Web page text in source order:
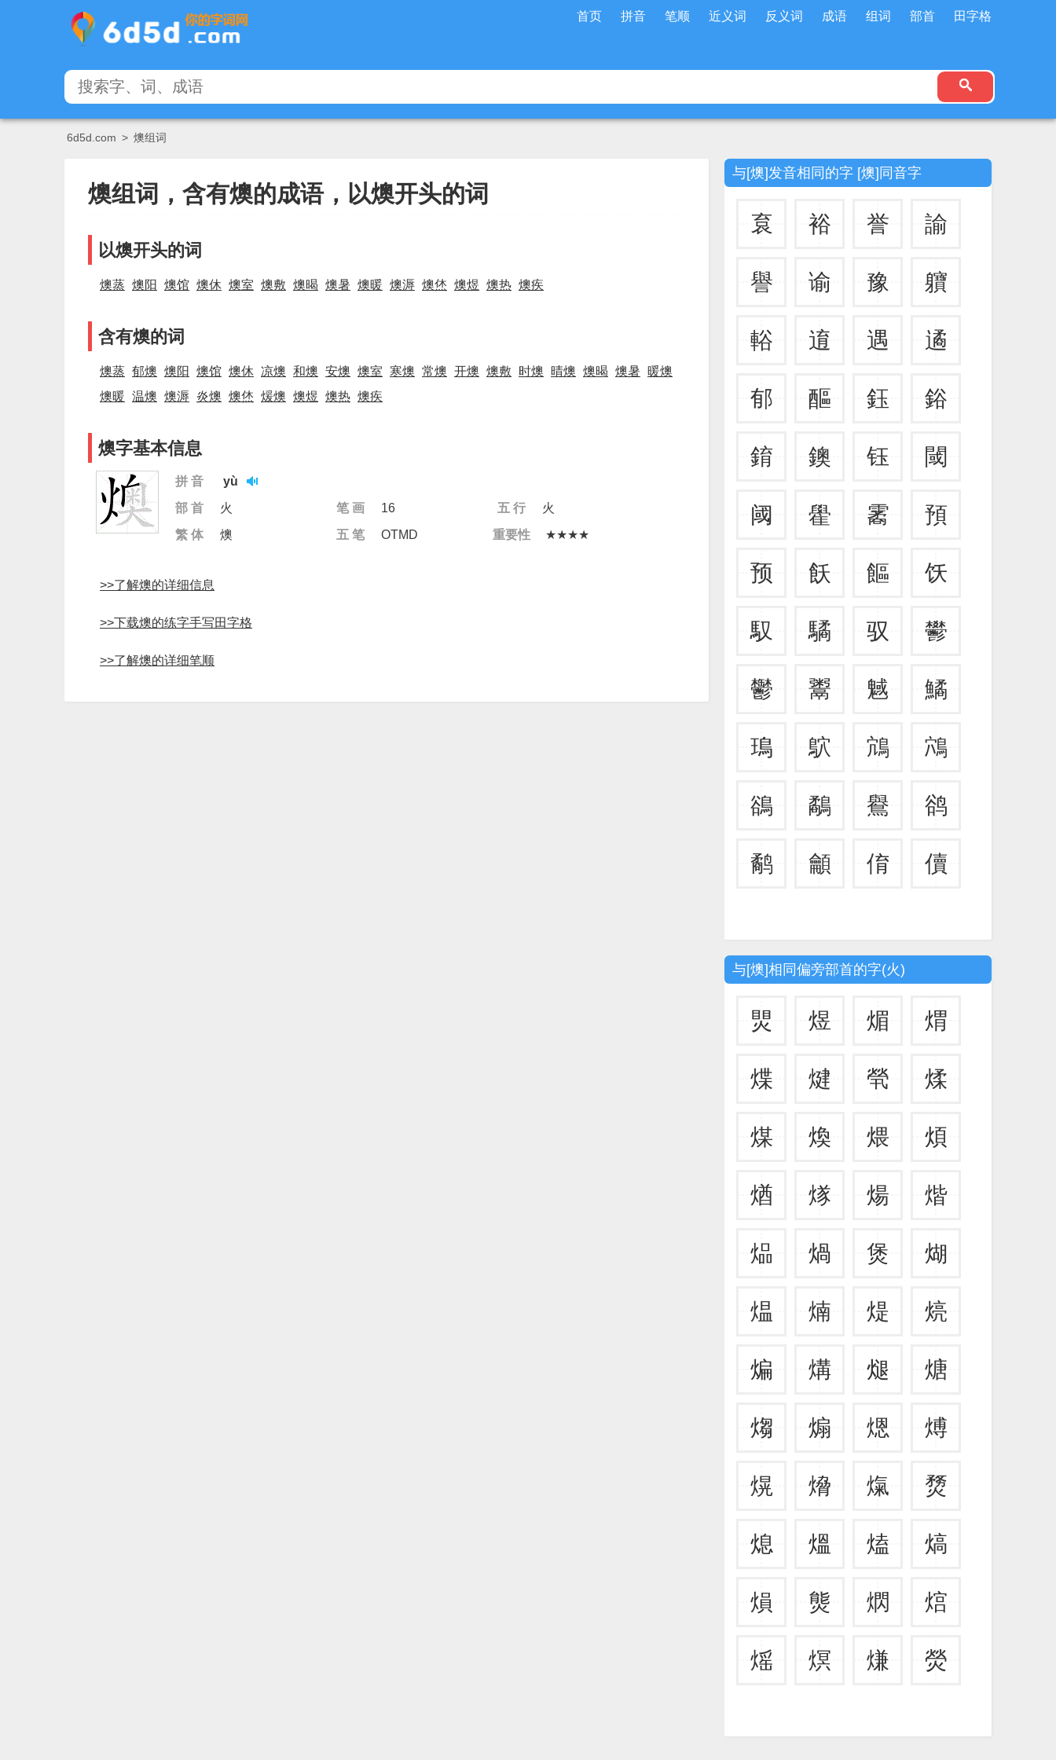
首页 拼音 笔顺 近义词 反义词 成语 组词 部首 田字格
6d5d.com > 燠组词
燠组词，含有燠的成语，以燠开头的词
以燠开头的词
燠蒸 燠阳 燠馆 燠休 燠室 燠敷 燠暍 燠暑 燠暖 燠溽 燠烋 燠煜 燠热 燠疾
含有燠的词
燠蒸 郁燠 燠阳 燠馆 燠休 凉燠 和燠 安燠 燠室 寒燠 常燠 开燠 燠敷 时燠 晴燠 燠暍 燠暑 暖燠
燠暖 温燠 燠溽 炎燠 燠烋 煖燠 燠煜 燠热 燠疾
燠字基本信息
拼 音
yù
部 首
火 笔 画 16 五 行
火
繁 体
燠 五 笔 OTMD 重要性 ★★★★
>>了解燠的详细信息
>>下载燠的练字手写田字格
>>了解燠的详细笔顺
与[燠]发音相同的字 [燠]同音字
袬 裕 誉 諭
譽 谕 豫 軉
輍 逳 遇 遹
郁 醧 鈺 鋊
錥 鐭 钰 閾
阈 雤 霱 預
预 飫 饇 饫
馭 驈 驭 鬰
鬱 鬻 魊 鱊
鳿 鴥 鴧 鴪
鵒 鷸 鸒 鹆
鹬 龥 俼 儥
与[燠]相同偏旁部首的字(火)
煛 煜 煝 煟
煠 煡 煢 煣
煤 煥 煨 煩
煪 煫 煬 煯
煰 煱 煲 煳
煴 煵 煶 煷
煸 煹 煺 煻
煼 煽 煾 煿
熀 熁 熂 熃
熄 熅 熆 熇
熉 熋 熌 熍
熎 熐 熑 熒